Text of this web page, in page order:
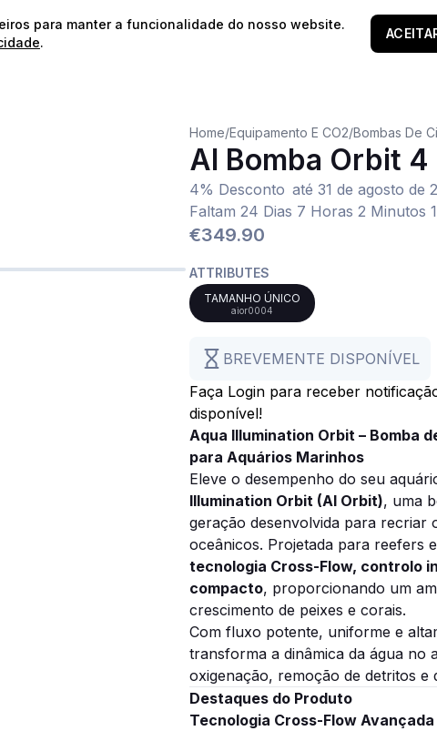
Gratuitos para encomendas acima de 60€!*⭐️
Home/Equipamento E CO2/Bombas De
AI Bomba Orbit 4
4% Desconto até 31 de agosto de
Faltam 24 Dias 7 Horas 2 Minutos
€349.90
ATTRIBUTES
TAMANHO ÚNICO
aior0004
BREVEMENTE DISPONÍVEL
Faça Login para receber
disponível!
Aqua Illumination Orbit – Bomba
para Aquários Marinhos
Eleve o desempenho do seu
Illumination Orbit (AI Orbit), uma
geração desenvolvida para recriar
oceânicos. Projetada para reefers
tecnologia Cross-Flow, controlo
compacto, proporcionando um
crescimento de peixes e corais.
Com fluxo potente, uniforme e
transforma a dinâmica da água no
oxigenação, remoção de detritos e
Destaques do Produto
Tecnologia Cross-Flow Avançada
para manter a funcionalidade do nosso website.
.